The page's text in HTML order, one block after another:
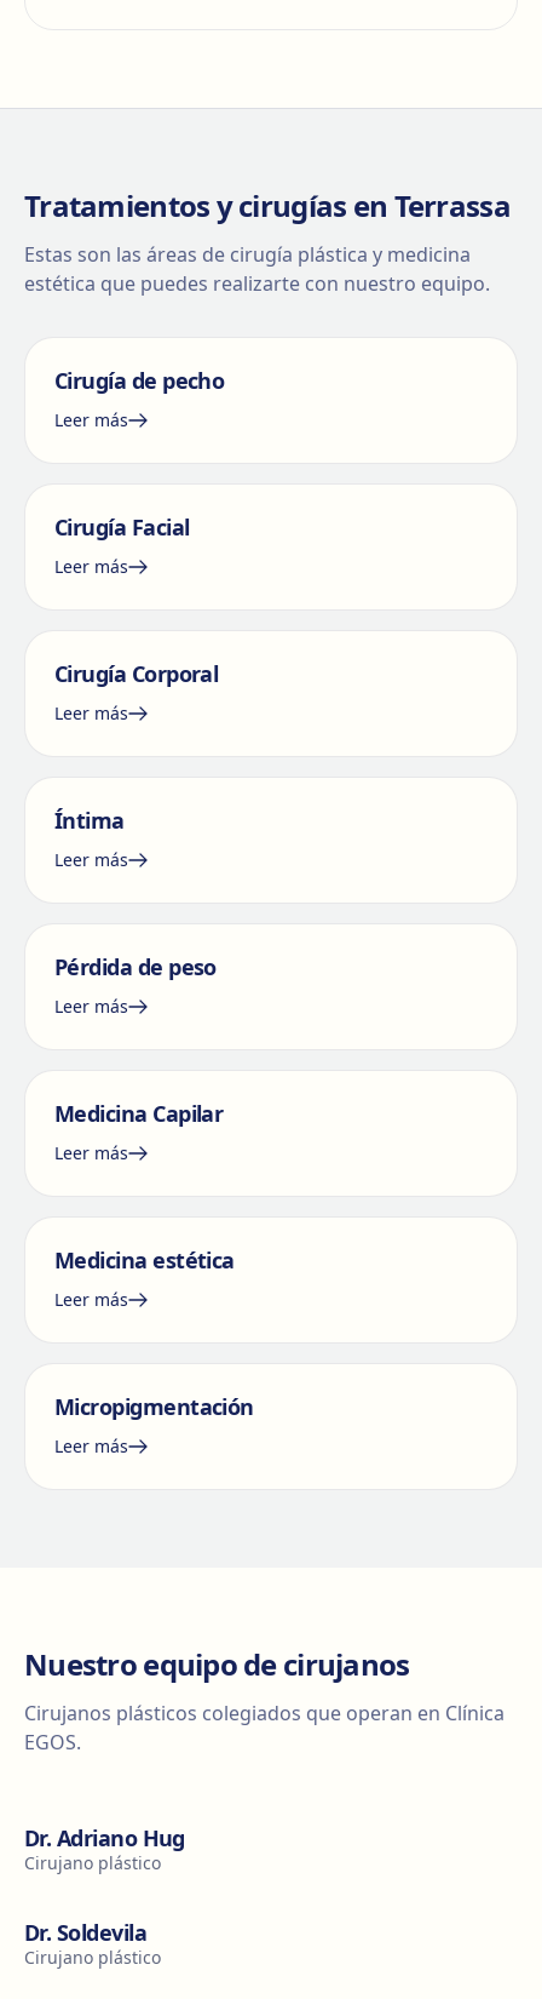
Tratamientos y cirugías en Terrassa
Estas son las áreas de cirugía plástica y medicina
estética que puedes realizarte con nuestro equipo.
Cirugía de pecho
Leer más
Cirugía Facial
Leer más
Cirugía Corporal
Leer más
Íntima
Leer más
Pérdida de peso
Leer más
Medicina Capilar
Leer más
Medicina estética
Leer más
Micropigmentación
Leer más
Nuestro equipo de cirujanos
Cirujanos plásticos colegiados que operan en Clínica
EGOS.
Dr. Adriano Hug
Cirujano plástico
Dr. Soldevila
Cirujano plástico